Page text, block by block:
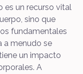
es un recurso vital
sino que
fundamentales
a menudo se
un impacto
A